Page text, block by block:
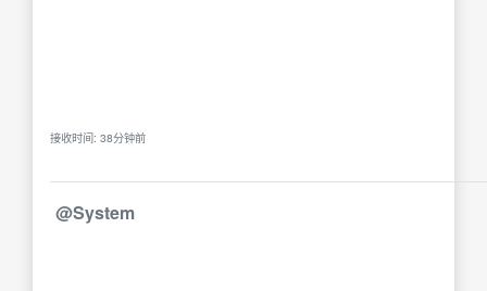
接收时间: 38分钟前
@System